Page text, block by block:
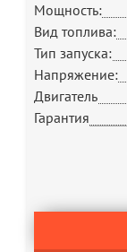
Мощность:
Вид топлива:
Тип запуска:
Напряжение:
Двигатель
Гарантия